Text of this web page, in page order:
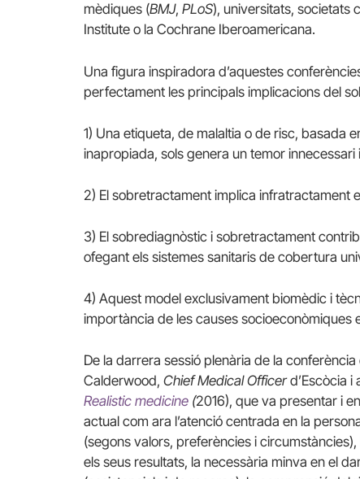
mèdiques (BMJ, PLoS), universitats, societats
Institute o la Cochrane Iberoamericana.
Una figura inspiradora d’aquestes
perfectament les principals implicacions del
1) Una etiqueta, de malaltia o de risc, basada
inapropiada, sols genera un temor
2) El sobretractament implica infratractament
3) El sobrediagnòstic i sobretractament
ofegant els sistemes sanitaris de cobertura
4) Aquest model exclusivament biomèdic i
importància de les causes socioeconòmiques
De la darrera sessió plenària de la
Calderwood, Chief Medical Officerd’Escòcia i
Realistic medicine (2016), que va presentar i
actual com ara l’atenció centrada en la
(segons valors, preferències i
els seus resultats, la necessària minva en el